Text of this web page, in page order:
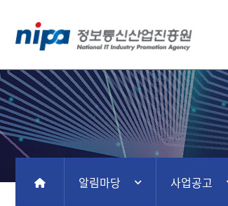
홈 알림마당 사업공고